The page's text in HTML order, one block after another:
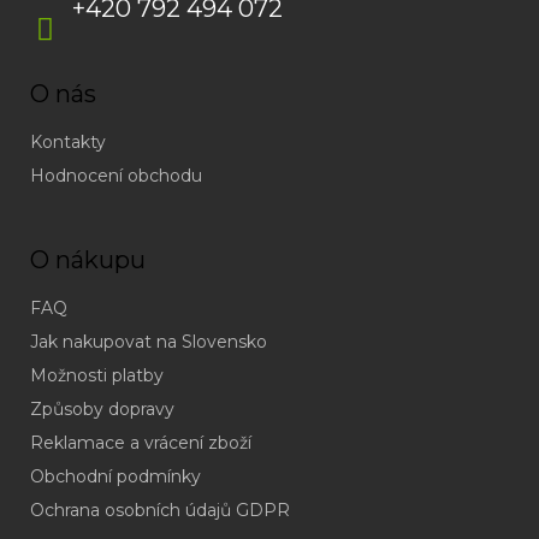
+420 792 494 072
O nás
Kontakty
Hodnocení obchodu
O nákupu
FAQ
Jak nakupovat na Slovensko
Možnosti platby
Způsoby dopravy
Reklamace a vrácení zboží
Obchodní podmínky
Ochrana osobních údajů GDPR
(odpověď
do